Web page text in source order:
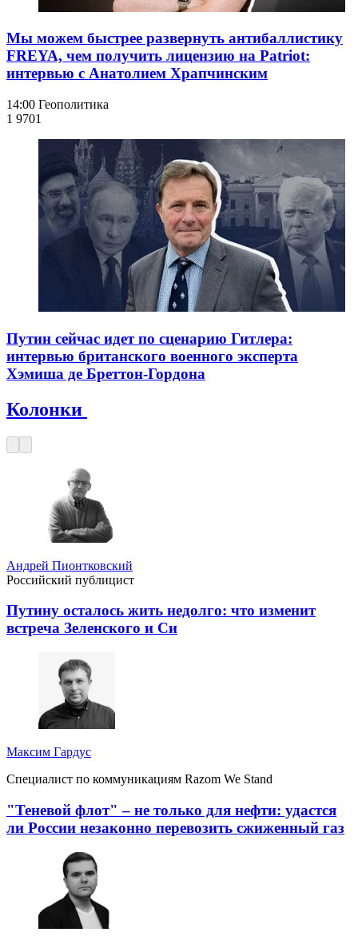
Мы можем быстрее развернуть антибаллистику
FREYA, чем получить лицензию на Patriot:
интервью с Анатолием Храпчинским
14:00 Геополитика
1 9701
Путин сейчас идет по сценарию Гитлера:
интервью британского военного эксперта
Хэмиша де Бреттон-Гордона
Колонки
Андрей Пионтковский
Российский публицист
Путину осталось жить недолго: что изменит
встреча Зеленского и Си
Максим Гардус
Специалист по коммуникациям Razom We Stand
"Теневой флот" – не только для нефти: удастся
ли России незаконно перевозить сжиженный газ